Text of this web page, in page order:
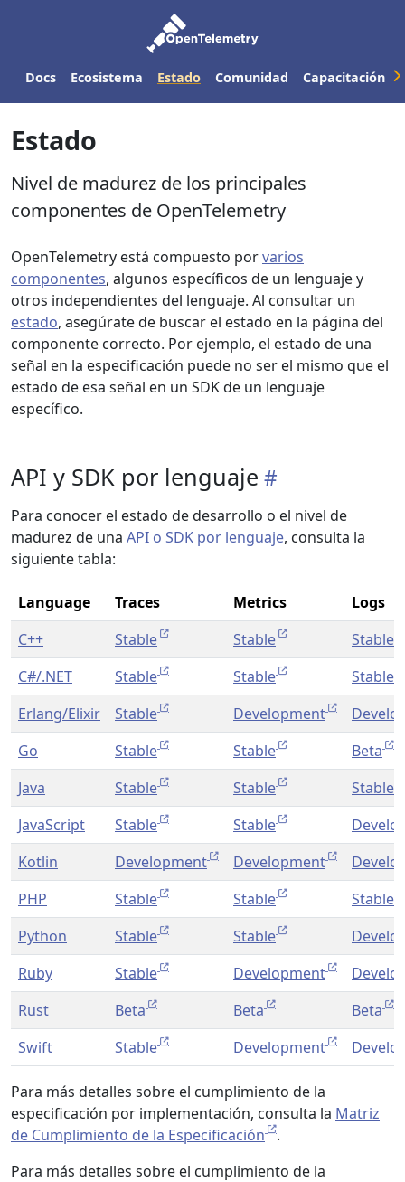
Docs Ecosistema Estado Comunidad Capacitación
Estado
Nivel de madurez de los principales
componentes de OpenTelemetry
OpenTelemetry está compuesto porvarios
componentes, algunos específicos de un lenguaje y
otros independientes del lenguaje. Al consultar un
estado, asegúrate de buscar el estado en la página del
componente correcto. Por ejemplo, el estado de una
señal en la especificación puede no ser el mismo que el
estado de esa señal en un SDK de un lenguaje
específico.
API y SDK por lenguaje
Para conocer el estado de desarrollo o el nivel de
madurez de una API o SDK por lenguaje, consulta la
siguiente tabla:
Language Traces Metrics
Logs
C++
Stable Stable
Stable
C#/.NET
Stable Stable
Stable
Erlang/Elixir
Stable Development
Go
Stable Stable
Beta
Java
Stable Stable
Stable
JavaScript
Stable Stable
Kotlin
Development Development
PHP
Stable Stable
Stable
Python
Stable Stable
Ruby
Stable Development
Rust
Beta Beta
Beta
Swift
Stable Development
Para más detalles sobre el cumplimiento de la
especificación por implementación, consulta la Matriz
de Cumplimiento de la Especificación
.
Para más detalles sobre el cumplimiento de la